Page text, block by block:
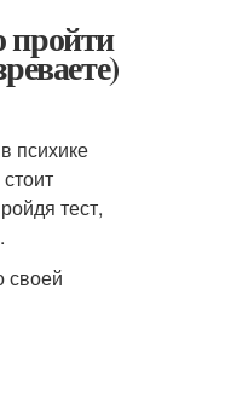
пройти
психике
тест,
своей